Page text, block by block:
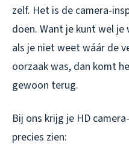
zelf. Het is de camera-
doen. Want je kunt wel
als je niet weet wáár de
oorzaak was, dan komt
gewoon terug.
Bij ons krijg je HD
precies zien: